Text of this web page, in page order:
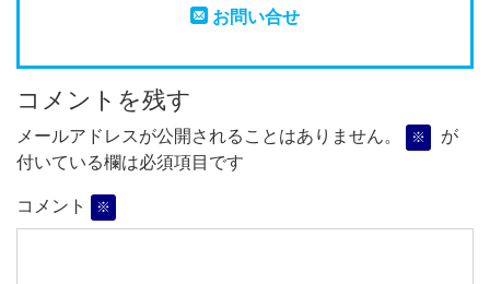
お問い合せ
コメントを残す
メールアドレスが公開されることはありません。 ※
が
付いている欄は必須項目です
コメント ※